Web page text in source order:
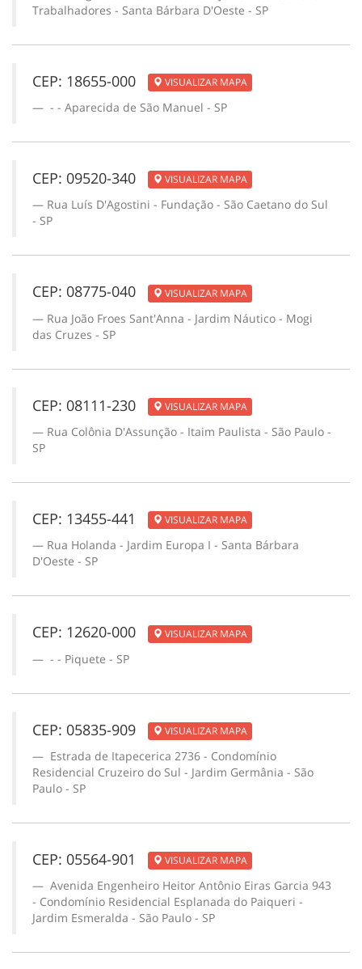
Trabalhadores - Santa Bárbara D'Oeste - SP
CEP: 18655-000 VISUALIZAR MAPA
- - Aparecida de São Manuel - SP
CEP: 09520-340 VISUALIZAR MAPA
Rua Luís D'Agostini - Fundação - São Caetano do Sul
- SP
CEP: 08775-040 VISUALIZAR MAPA
Rua João Froes Sant'Anna - Jardim Náutico - Mogi
das Cruzes - SP
CEP: 08111-230 VISUALIZAR MAPA
Rua Colônia D'Assunção - Itaim Paulista - São Paulo -
SP
CEP: 13455-441 VISUALIZAR MAPA
Rua Holanda - Jardim Europa I - Santa Bárbara
D'Oeste - SP
CEP: 12620-000 VISUALIZAR MAPA
- - Piquete - SP
CEP: 05835-909 VISUALIZAR MAPA
Estrada de Itapecerica 2736 - Condomínio
Residencial Cruzeiro do Sul - Jardim Germânia - São
Paulo - SP
CEP: 05564-901 VISUALIZAR MAPA
Avenida Engenheiro Heitor Antônio Eiras Garcia 943
- Condomínio Residencial Esplanada do Paiqueri -
Jardim Esmeralda - São Paulo - SP